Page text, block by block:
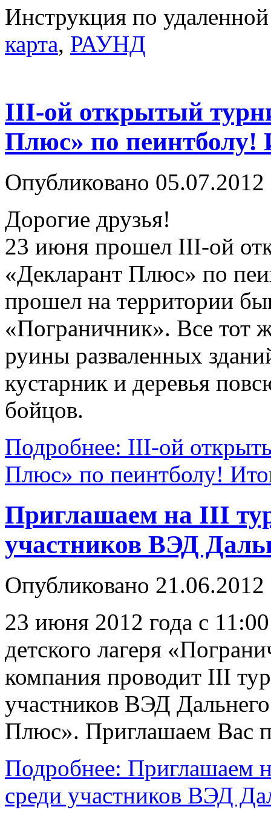
Инструкция по
карта, РАУНД
III-ой открытый
Плюс» по пеинтболу!
Опубликовано 05.07.2012
Дорогие друзья!
23 июня прошел III-ой
«Декларант Плюс» по
прошел на территории
«Пограничник». Все тот
руины разваленных
кустарник и деревья
бойцов.
Подробнее: III-ой
Плюс» по пеинтболу!
Приглашаем на III
участников ВЭД
Опубликовано 21.06.2012
23 июня 2012 года с
детского лагеря
компания проводит III
участников ВЭД
Плюс». Приглашаем Вас
Подробнее: Приглашаем
среди участников ВЭД